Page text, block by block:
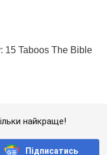
найкраще!
Підписатись